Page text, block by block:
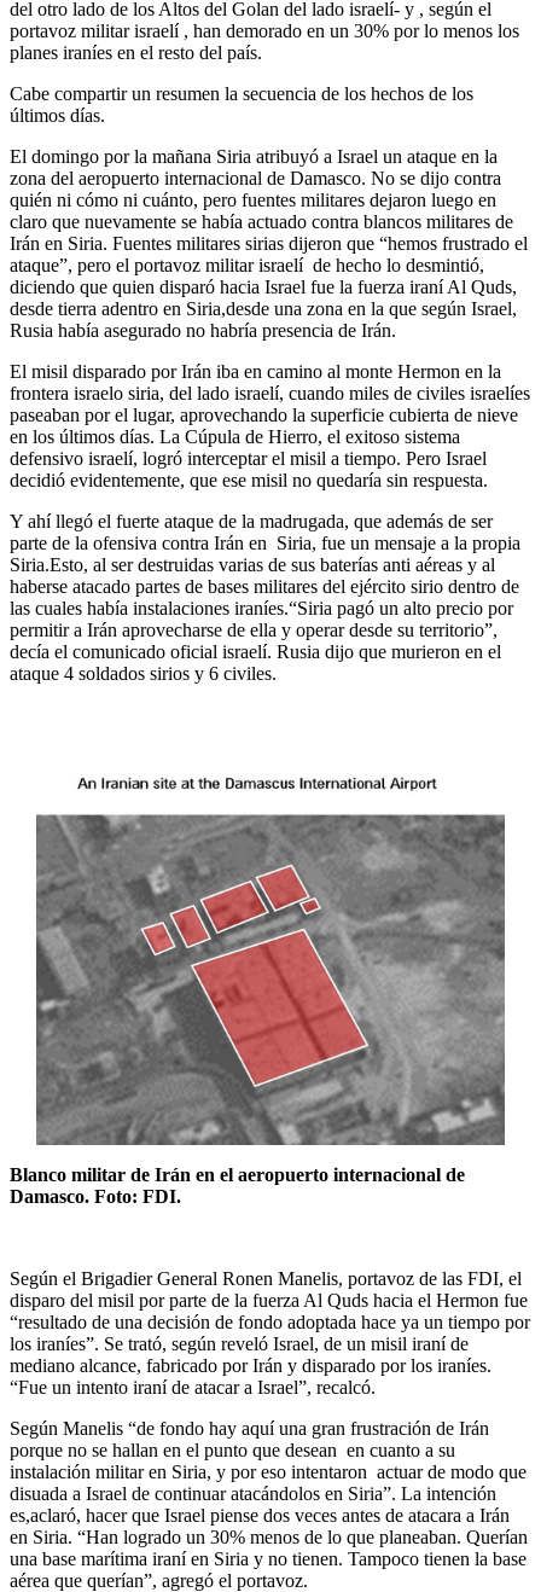
del otro lado de los Altos del Golan del lado israelí- y , según el
portavoz militar israelí , han demorado en un 30% por lo menos los
planes iraníes en el resto del país.
Cabe compartir un resumen la secuencia de los hechos de los
últimos días.
El domingo por la mañana Siria atribuyó a Israel un ataque en la
zona del aeropuerto internacional de Damasco. No se dijo contra
quién ni cómo ni cuánto, pero fuentes militares dejaron luego en
claro que nuevamente se había actuado contra blancos militares de
Irán en Siria. Fuentes militares sirias dijeron que “hemos frustrado el
ataque”, pero el portavoz militar israelí de hecho lo desmintió,
diciendo que quien disparó hacia Israel fue la fuerza iraní Al Quds,
desde tierra adentro en Siria,desde una zona en la que según Israel,
Rusia había asegurado no habría presencia de Irán.
El misil disparado por Irán iba en camino al monte Hermon en la
frontera israelo siria, del lado israelí, cuando miles de civiles israelíes
paseaban por el lugar, aprovechando la superficie cubierta de nieve
en los últimos días. La Cúpula de Hierro, el exitoso sistema
defensivo israelí, logró interceptar el misil a tiempo. Pero Israel
decidió evidentemente, que ese misil no quedaría sin respuesta.
Y ahí llegó el fuerte ataque de la madrugada, que además de ser
parte de la ofensiva contra Irán en Siria, fue un mensaje a la propia
Siria.Esto, al ser destruidas varias de sus baterías anti aéreas y al
haberse atacado partes de bases militares del ejército sirio dentro de
las cuales había instalaciones iraníes.“Siria pagó un alto precio por
permitir a Irán aprovecharse de ella y operar desde su territorio”,
decía el comunicado oficial israelí. Rusia dijo que murieron en el
ataque 4 soldados sirios y 6 civiles.
Blanco militar de Irán en el aeropuerto internacional de
Damasco. Foto: FDI.
Según el Brigadier General Ronen Manelis, portavoz de las FDI, el
disparo del misil por parte de la fuerza Al Quds hacia el Hermon fue
“resultado de una decisión de fondo adoptada hace ya un tiempo por
los iraníes”. Se trató, según reveló Israel, de un misil iraní de
mediano alcance, fabricado por Irán y disparado por los iraníes.
“Fue un intento iraní de atacar a Israel”, recalcó.
Según Manelis “de fondo hay aquí una gran frustración de Irán
porque no se hallan en el punto que desean en cuanto a su
instalación militar en Siria, y por eso intentaron actuar de modo que
disuada a Israel de continuar atacándolos en Siria”. La intención
es,aclaró, hacer que Israel piense dos veces antes de atacara a Irán
en Siria. “Han logrado un 30% menos de lo que planeaban. Querían
una base marítima iraní en Siria y no tienen. Tampoco tienen la base
aérea que querían”, agregó el portavoz.